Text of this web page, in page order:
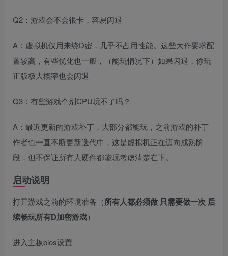
Q2：游戏会不会很卡，容易闪退
A：虚拟机仅用来绕D密，几乎不占用性能。这些大作要求配
置较高，有些优化也一般，（能玩情况下）如果闪退，你玩
正版极大概率也会闪退
Q3：有些游戏个别CPU玩不了吗？
A：最近更新的游戏补丁，大部分都能玩，之前游戏的补丁
作者也一直不断更新迭代中，这是虚拟机正在迈向成熟阶
段，但不保证所有人硬件都能玩考虑清楚在下。
启动说明
打开游戏之前的环境准备（所有人都必须做 只需要做一次 后
续畅玩所有D加密游戏）
进入主板bios设置